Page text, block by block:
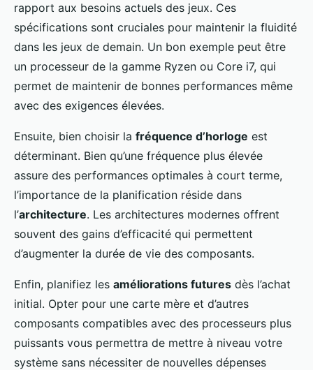
rapport aux besoins actuels des jeux. Ces
spécifications sont cruciales pour maintenir la fluidité
dans les jeux de demain. Un bon exemple peut être
un processeur de la gamme Ryzen ou Core i7, qui
permet de maintenir de bonnes performances même
avec des exigences élevées.
Ensuite, bien choisir la fréquence d’horloge est
déterminant. Bien qu’une fréquence plus élevée
assure des performances optimales à court terme,
l’importance de la planification réside dans
l’architecture. Les architectures modernes offrent
souvent des gains d’efficacité qui permettent
d’augmenter la durée de vie des composants.
Enfin, planifiez les améliorations futures dès l’achat
initial. Opter pour une carte mère et d’autres
composants compatibles avec des processeurs plus
puissants vous permettra de mettre à niveau votre
système sans nécessiter de nouvelles dépenses